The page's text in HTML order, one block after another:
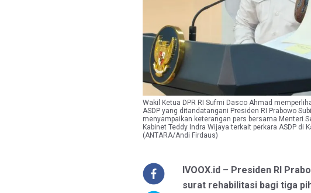
Wakil Ketua DPR RI Sufmi Dasco Ahmad
ASDP yang ditandatangani Presiden RI Prabowo
menyampaikan keterangan pers bersama Menteri
Kabinet Teddy Indra Wijaya terkait perkara ASDP
(ANTARA/Andi Firdaus)
IVOOX.id – Presiden RI
surat rehabilitasi bagi tiga